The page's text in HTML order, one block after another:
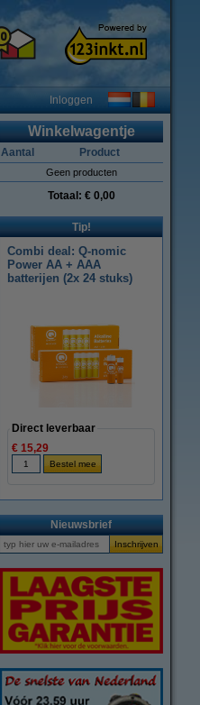
Inloggen
Winkelwagentje
Aantal Product
Geen producten
Totaal: € 0,00
Tip!
Combi deal: Q-nomic
Power AA + AAA
batterijen (2x 24 stuks)
Direct leverbaar
€ 15,29
Nieuwsbrief